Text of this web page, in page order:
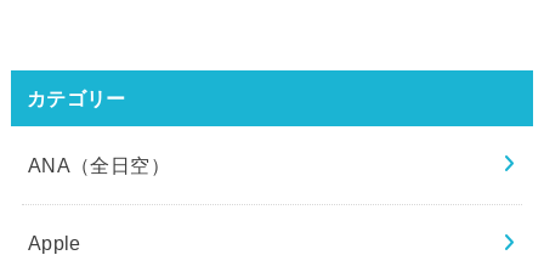
カテゴリー
ANA（全日空）
Apple